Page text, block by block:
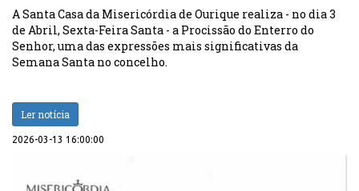
A Santa Casa da Misericórdia de Ourique realiza - no dia 3
de Abril, Sexta-Feira Santa - a Procissão do Enterro do
Senhor, uma das expressões mais significativas da
Semana Santa no concelho.
Ler notícia
2026-03-13 16:00:00